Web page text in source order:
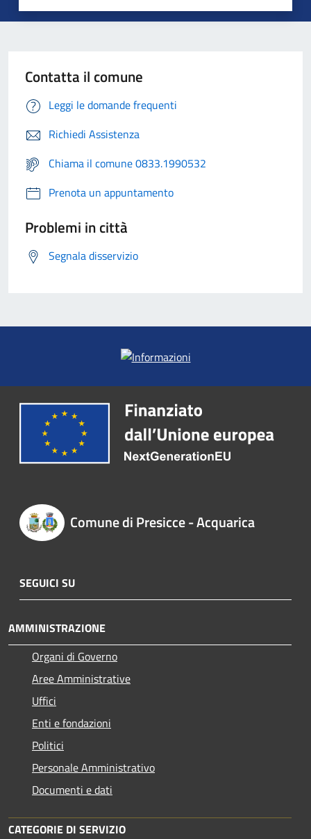
Contatta il comune
Leggi le domande frequenti
Richiedi Assistenza
Chiama il comune 0833.1990532
Prenota un appuntamento
Problemi in città
Segnala disservizio
Comune di Presicce - Acquarica
SEGUICI SU
AMMINISTRAZIONE
Organi di Governo
Aree Amministrative
Uffici
Enti e fondazioni
Politici
Personale Amministrativo
Documenti e dati
CATEGORIE DI SERVIZIO